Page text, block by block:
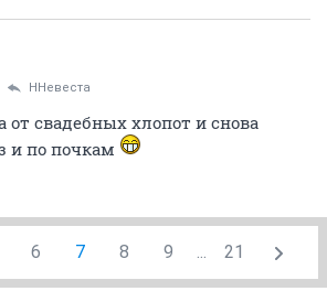
ННевеста
от свадебных хлопот и снова
и по почкам
6 7 8 9 ... 21